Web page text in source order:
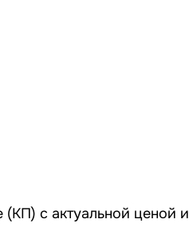
с актуальной ценой и